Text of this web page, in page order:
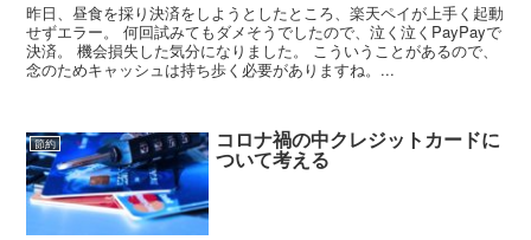
昨日、昼食を採り決済をしようとしたところ、楽天ペイが上手く起動
せずエラー。 何回試みてもダメそうでしたので、泣く泣くPayPayで
決済。 機会損失した気分になりました。 こういうことがあるので、
念のためキャッシュは持ち歩く必要がありますね。...
節約 コロナ禍の中クレジットカードに
ついて考える